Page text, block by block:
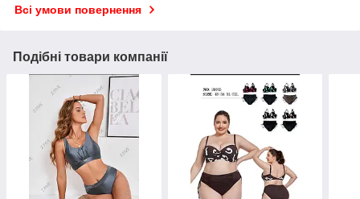
Всі умови повернення
Подібні товари компанії